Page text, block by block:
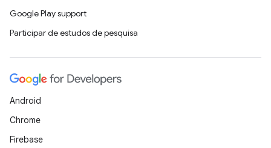
Google Play support
Participar de estudos de pesquisa
Android
Chrome
Firebase